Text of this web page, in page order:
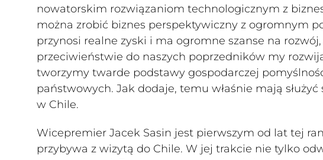
nowatorskim rozwiązaniom technologicznym z
można zrobić biznes perspektywiczny z ogromnym
przynosi realne zyski i ma ogromne szanse na
przeciwieństwie do naszych poprzedników my
tworzymy twarde podstawy gospodarczej
państwowych. Jak dodaje, temu właśnie mają
w Chile.
Wicepremier Jacek Sasin jest pierwszym od lat tej
przybywa z wizytą do Chile. W jej trakcie nie tylko